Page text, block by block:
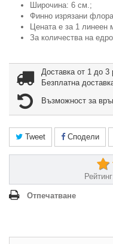
Широчина: 6 см.;
Финно изрязани
Цената е за 1 линеен
За количества на
Доставка от 1 до 3
Безплатна
Възможност за
Tweet Сподели
Отпечатване